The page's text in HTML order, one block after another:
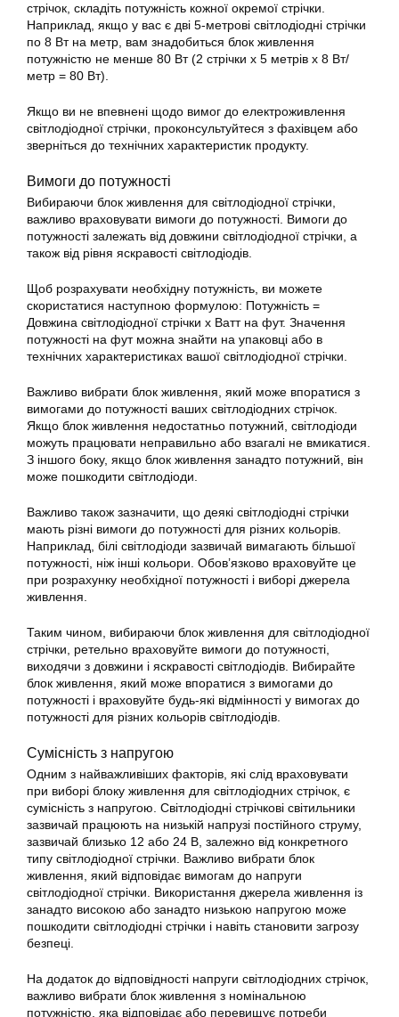
стрічок, складіть потужність кожної окремої стрічки.
Наприклад, якщо у вас є дві 5-метрові світлодіодні стрічки
по 8 Вт на метр, вам знадобиться блок живлення
потужністю не менше 80 Вт (2 стрічки х 5 метрів х 8 Вт/
метр = 80 Вт).
Якщо ви не впевнені щодо вимог до електроживлення
світлодіодної стрічки, проконсультуйтеся з фахівцем або
зверніться до технічних характеристик продукту.
Вимоги до потужності
Вибираючи блок живлення для світлодіодної стрічки,
важливо враховувати вимоги до потужності. Вимоги до
потужності залежать від довжини світлодіодної стрічки, а
також від рівня яскравості світлодіодів.
Щоб розрахувати необхідну потужність, ви можете
скористатися наступною формулою: Потужність =
Довжина світлодіодної стрічки х Ватт на фут. Значення
потужності на фут можна знайти на упаковці або в
технічних характеристиках вашої світлодіодної стрічки.
Важливо вибрати блок живлення, який може впоратися з
вимогами до потужності ваших світлодіодних стрічок.
Якщо блок живлення недостатньо потужний, світлодіоди
можуть працювати неправильно або взагалі не вмикатися.
З іншого боку, якщо блок живлення занадто потужний, він
може пошкодити світлодіоди.
Важливо також зазначити, що деякі світлодіодні стрічки
мають різні вимоги до потужності для різних кольорів.
Наприклад, білі світлодіоди зазвичай вимагають більшої
потужності, ніж інші кольори. Обов’язково враховуйте це
при розрахунку необхідної потужності і виборі джерела
живлення.
Таким чином, вибираючи блок живлення для світлодіодної
стрічки, ретельно враховуйте вимоги до потужності,
виходячи з довжини і яскравості світлодіодів. Вибирайте
блок живлення, який може впоратися з вимогами до
потужності і враховуйте будь-які відмінності у вимогах до
потужності для різних кольорів світлодіодів.
Сумісність з напругою
Одним з найважливіших факторів, які слід враховувати
при виборі блоку живлення для світлодіодних стрічок, є
сумісність з напругою. Світлодіодні стрічкові світильники
зазвичай працюють на низькій напрузі постійного струму,
зазвичай близько 12 або 24 В, залежно від конкретного
типу світлодіодної стрічки. Важливо вибрати блок
живлення, який відповідає вимогам до напруги
світлодіодної стрічки. Використання джерела живлення із
занадто високою або занадто низькою напругою може
пошкодити світлодіодні стрічки і навіть становити загрозу
безпеці.
На додаток до відповідності напруги світлодіодних стрічок,
важливо вибрати блок живлення з номінальною
потужністю, яка відповідає або перевищує потреби